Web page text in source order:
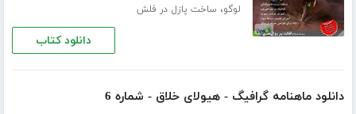
لوگو، ساخت پازل در فلش
دانلود کتاب
دانلود ماهنامه گرافیگ - هیولای خلاق - شماره 6